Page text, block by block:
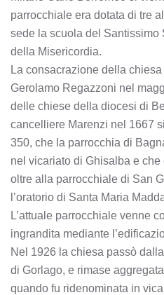
parrocchiale era dotata di tre
sede la scuola del Santissimo
della Misericordia.
La consacrazione della
Gerolamo Regazzoni nel
delle chiese della diocesi di
cancelliere Marenzi nel 1667
350, che la parrocchia di
nel vicariato di Ghisalba e
oltre alla parrocchiale di San
l’oratorio di Santa Maria
L’attuale parrocchiale venne
ingrandita mediante
Nel 1926 la chiesa passò
di Gorlago, e rimase
quando fu ridenominata in